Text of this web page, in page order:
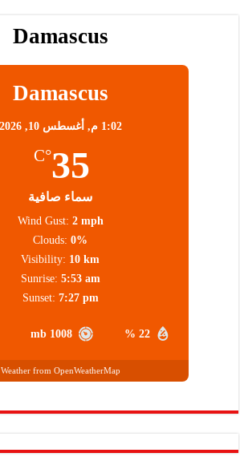
Damascus
Damascus
1:02 م, أغسطس 10, 2026
35
°C
سماء صافية
22 %
1008 mb
Wind Gust: 2 mph
Clouds: 0%
Visibility: 10 km
Sunrise: 5:53 am
Sunset: 7:27 pm
Weather from OpenWeatherMap